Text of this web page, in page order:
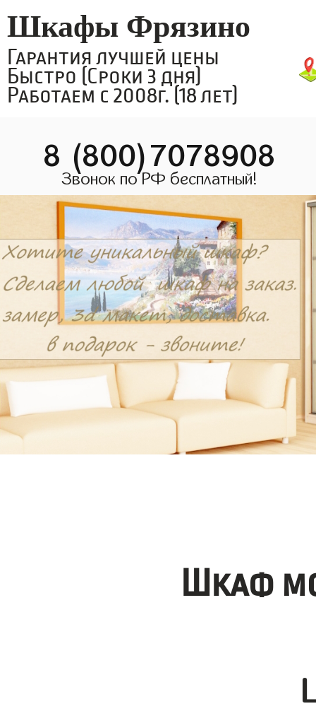
Шкафы Фрязино
Гарантия лучшей цены
Быстро (Сроки 3 дня)
Работаем с 2008г. (18 лет)
8 (800)7078908
Звонок по РФ бесплатный!
Шкаф